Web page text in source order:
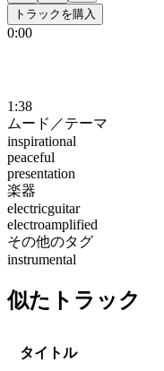
トラックを購入
0:00
1:38
ムード／テーマ
inspirational
peaceful
presentation
楽器
electricguitar
electroamplified
その他のタグ
instrumental
似たトラック
タイトル